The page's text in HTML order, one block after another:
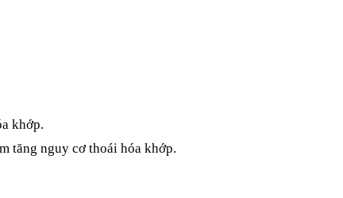
khớp.
tăng nguy cơ thoái hóa khớp.